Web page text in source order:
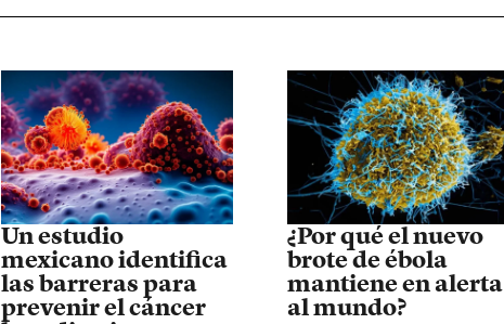
Un estudio
mexicano identifica
las barreras para
prevenir el cáncer
¿Por qué el nuevo
brote de ébola
mantiene en alerta
al mundo?